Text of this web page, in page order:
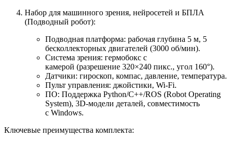
Набор для машинного зрения, нейросетей и БПЛА
(Подводный робот):
Подводная платформа: рабочая глубина 5 м, 5
бесколлекторных двигателей (3000 об/мин).
Система зрения: гермобокс с
камерой (разрешение 320×240 пикс., угол 160°).
Датчики: гироскоп, компас, давление, температура.
Пульт управления: джойстики, Wi-Fi.
ПО: Поддержка Python/C++/ROS (Robot Operating
System), 3D-модели деталей, совместимость
с Windows.
Ключевые преимущества комплекта: